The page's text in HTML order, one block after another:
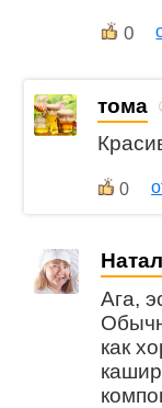
0
тома
0
Ага,
как